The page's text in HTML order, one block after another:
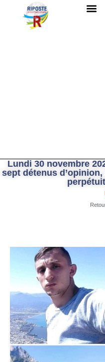
Lundi 30 novembre
sept détenus